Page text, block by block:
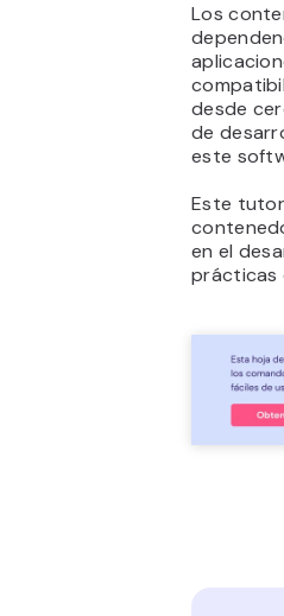
Los
desde
de
este
Este
en el
prácticas